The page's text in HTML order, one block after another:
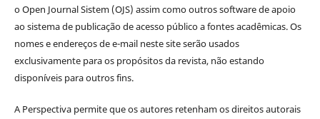
o Open Journal Sistem (OJS) assim como outros software de apoio
ao sistema de publicação de acesso público a fontes acadêmicas. Os
nomes e endereços de e-mail neste site serão usados
exclusivamente para os propósitos da revista, não estando
disponíveis para outros fins.
A Perspectiva permite que os autores retenham os direitos autorais